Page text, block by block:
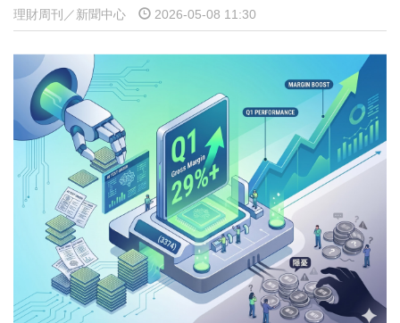
理財周刊／新聞中心 2026-05-08 11:30